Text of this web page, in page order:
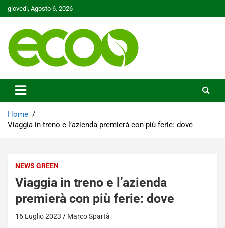
Skip
to
giovedì, Agosto 6, 2026
Ecoo.it
Home
Viaggia in treno e l’azienda premierà con più ferie: dove
NEWS GREEN
Viaggia in treno e l’azienda
premierà con più ferie: dove
16 Luglio 2023 Marco Spartà